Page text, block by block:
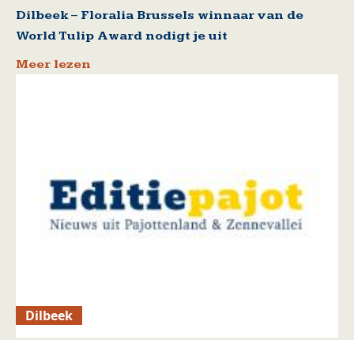
Dilbeek – Floralia Brussels winnaar van de
World Tulip Award nodigt je uit
Meer lezen
Dilbeek